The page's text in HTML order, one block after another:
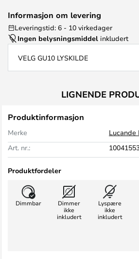
Informasjon om levering
Leveringstid: 6 - 10 virkedager
Ingen belysningsmiddel inkludert
VELG GU10 LYSKILDE
LIGNENDE
Produktinformasjon
Merke
Lucande
Art. nr.:
Produktfordeler
Dimmbar
Dimmer
ikke
inkludert
Lyspære
ikke
inkludert